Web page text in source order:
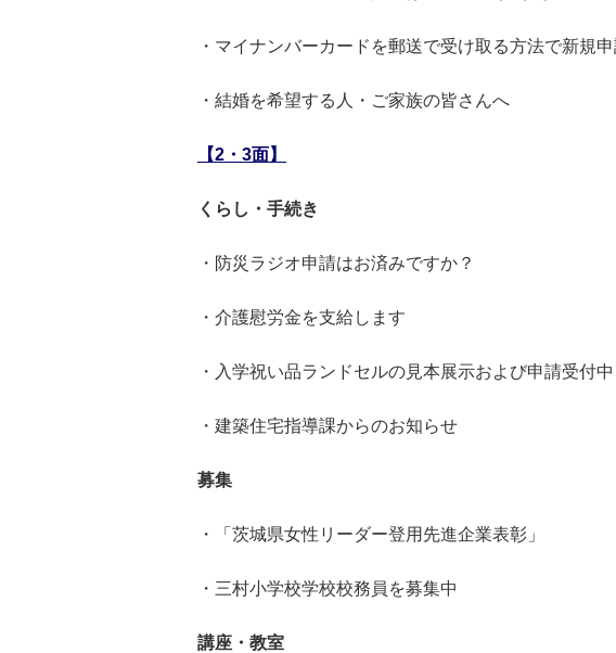
・マイナンバーカードを郵送で受け取る方法で新規
・結婚を希望する人・ご家族の皆さんへ
【2・3面】
くらし・手続き
・防災ラジオ申請はお済みですか？
・介護慰労金を支給します
・入学祝い品ランドセルの見本展示および申請受付中
・建築住宅指導課からのお知らせ
募集
・「茨城県女性リーダー登用先進企業表彰」
・三村小学校学校校務員を募集中
講座・教室